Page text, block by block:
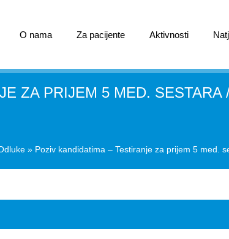
O nama Za pacijente Aktivnosti
ZA PRIJEM 5 MED.
» Poziv kandidatima – Testiranje za prijem 5 med.